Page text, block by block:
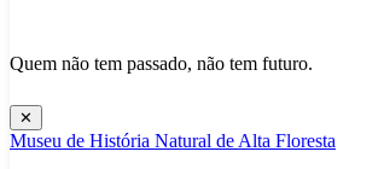
Quem não tem passado, não tem futuro.
✕
Museu de História Natural de Alta Floresta